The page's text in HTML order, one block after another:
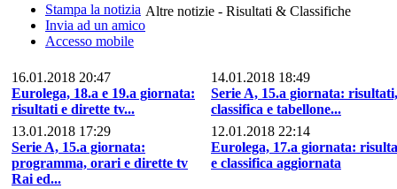
Stampa la notizia
Invia ad un amico
Accesso mobile
Altre notizie - Risultati & Classifiche
16.01.2018 20:47
Eurolega, 18.a e 19.a giornata:
risultati e dirette tv...
14.01.2018 18:49
Serie A, 15.a giornata: risultati,
classifica e tabellone...
13.01.2018 17:29
Serie A, 15.a giornata:
programma, orari e dirette tv
Rai ed...
12.01.2018 22:14
Eurolega, 17.a giornata:
e classifica aggiornata